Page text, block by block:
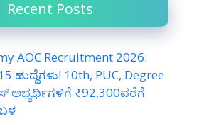
Recent Posts
AOC Recruitment 2026:
ಹುದ್ದೆಗಳು! 10th, PUC, Degree
ಅಭ್ಯರ್ಥಿಗಳಿಗೆ ₹92,300ವರೆಗೆ